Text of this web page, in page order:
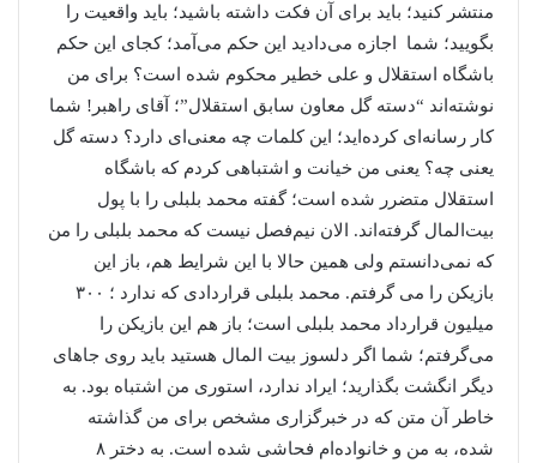
منتشر کنید؛ باید برای آن فکت داشته باشید؛ باید واقعیت را
بگویید؛ شما اجازه می‌دادید این حکم می‌آمد؛ کجای این حکم
باشگاه استقلال و علی خطیر محکوم شده است؟ برای من
نوشته‌اند “دسته گل معاون سابق استقلال”؛ آقای راهبر! شما
کار رسانه‌ای کرده‌اید؛ این کلمات چه معنی‌ای دارد؟ دسته گل
یعنی چه؟ یعنی من خیانت و اشتباهی کردم که باشگاه
استقلال متضرر شده است؛ گفته محمد بلبلی را با پول
بیت‌المال گرفته‌اند. الان نیم‌فصل نیست که محمد بلبلی را من
که نمی‌دانستم ولی همین حالا با این شرایط هم، باز این
بازیکن را می گرفتم. محمد بلبلی قراردادی که ندارد ؛ ۳۰۰
میلیون قرارداد محمد بلبلی است؛ باز هم این بازیکن را
می‌گرفتم؛ شما اگر دلسوز بیت المال هستید باید روی جاهای
دیگر انگشت بگذارید؛ ایراد ندارد، استوری من اشتباه بود. به
خاطر آن متن که در خبرگزاری مشخص برای من گذاشته
شده، به من و خانواده‌ام فحاشی شده است. به دختر ۸